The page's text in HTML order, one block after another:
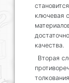
ключевая
качества.
Вторая